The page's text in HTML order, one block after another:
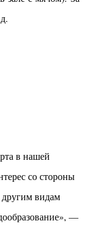
в нашей
со стороны
другим видам
—